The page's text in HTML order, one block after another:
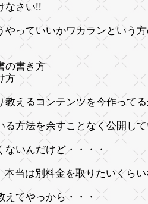
なさい!!
やっていいかワカランという
の書き方
方
教えるコンテンツを今作って
る方法を余すことなく公開して
ないんだけど・・・・
本当は別料金を取りたいくら
えてやっから・・・